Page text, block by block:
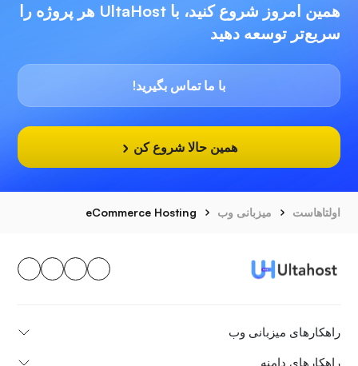
همین امروز شروع کنید، با UltaHost هر پروژه را
سریع‌تر توسعه دهید
با ما تماس بگیرید!
همین حالا شروع کن
اولتاهاست میزبانی وب eCommerce Hosting
راهکارهای میزبانی وب
راهکارهای دامنه